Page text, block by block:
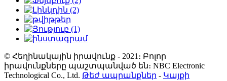
© Հեղինակային իրավունք - 2021։ Բոլոր
իրավունքները պաշտպանված են։ NBC Electronic
Technological Co., Ltd. Թեժ ապրանքներ - Կայքի